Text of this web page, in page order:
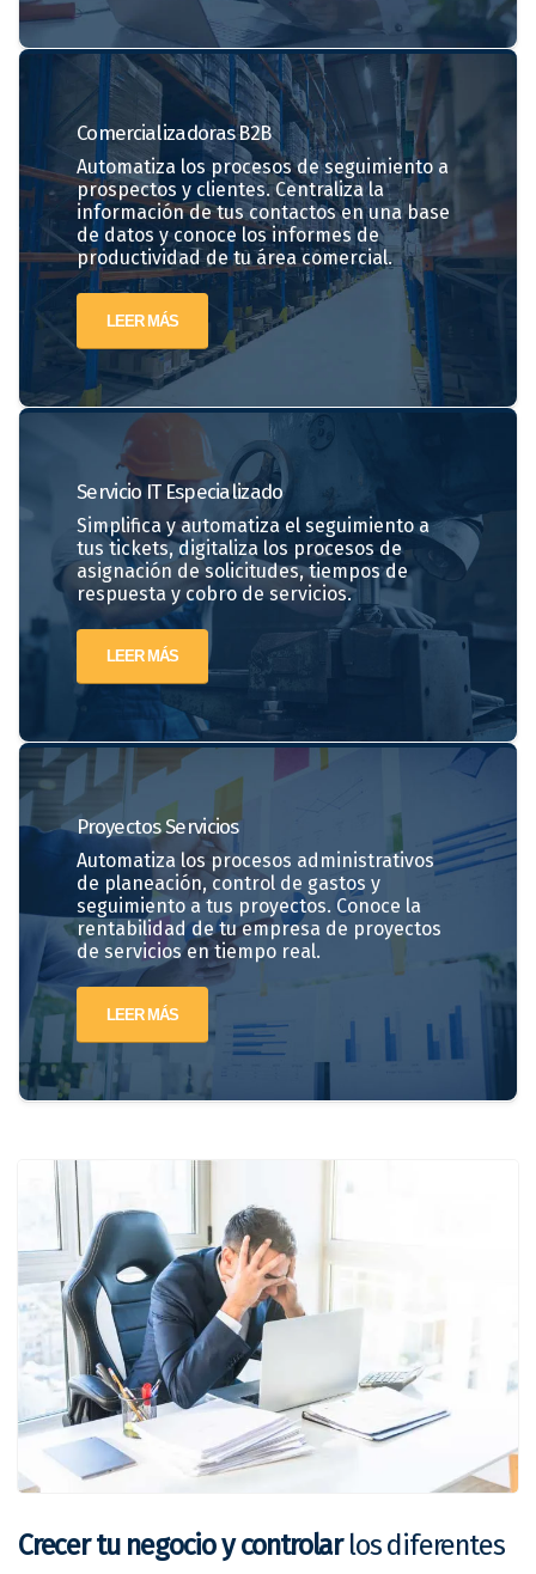
ComercializadorasB2B
Automatiza los procesos de seguimiento a
prospectos y clientes. Centraliza la
información de tus contactos en una base
de datos y conoce los informes de
productividad de tu área comercial.
LEER MÁS
Servicio IT Especializado
Simplifica y automatiza el seguimiento a
tus tickets, digitaliza los procesos de
asignación de solicitudes, tiempos de
respuesta y cobro de servicios.
LEER MÁS
ProyectosServicios
Automatiza los procesos administrativos
de planeación, control de gastos y
seguimiento a tus proyectos. Conoce la
rentabilidad de tu empresa de proyectos
de servicios en tiempo real.
LEER MÁS
Crecer tu negocio y controlarlos diferentes